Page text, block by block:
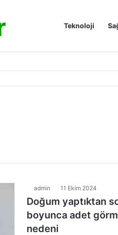
Anasayfa
Teknoloji
admin 11 Ekim 2024
Doğum yaptıktan
boyunca adet
nedeni